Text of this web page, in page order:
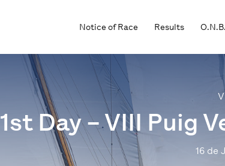
Notice of Race Results O.N.B.
1st Day – VIII Puig
16 de